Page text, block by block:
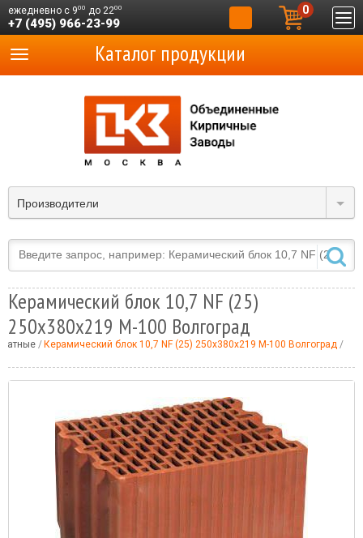
ежедневно с 900 до 2200
+7 (495) 966-23-99
0
Производители
Каталог продукции
Керамический блок 10,7 NF (25)
250x380x219 М-100 Волгоград
Керамический блок 10,7 NF (25) 250x380x219 М-100 Волгоград